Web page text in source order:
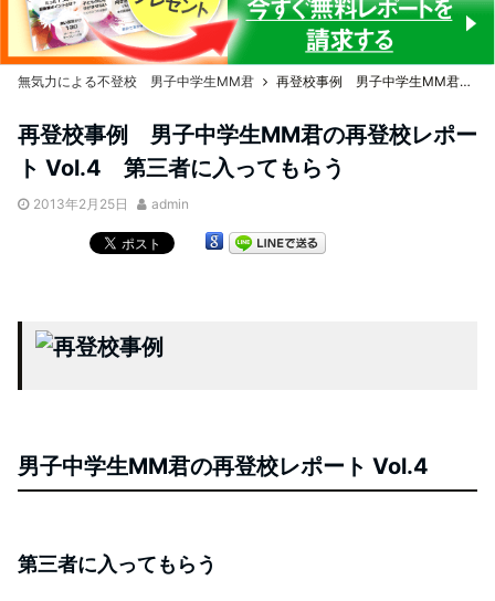
無気力による不登校 男子中学生MM君 再登校事例 男子中学生MM君の再登校レポート Vol.4 第三者に入ってもらう
再登校事例 男子中学生MM君の再登校レポー
ト Vol.4 第三者に入ってもらう
2013年2月25日 admin
男子中学生MM君の再登校レポート Vol.4
第三者に入ってもらう